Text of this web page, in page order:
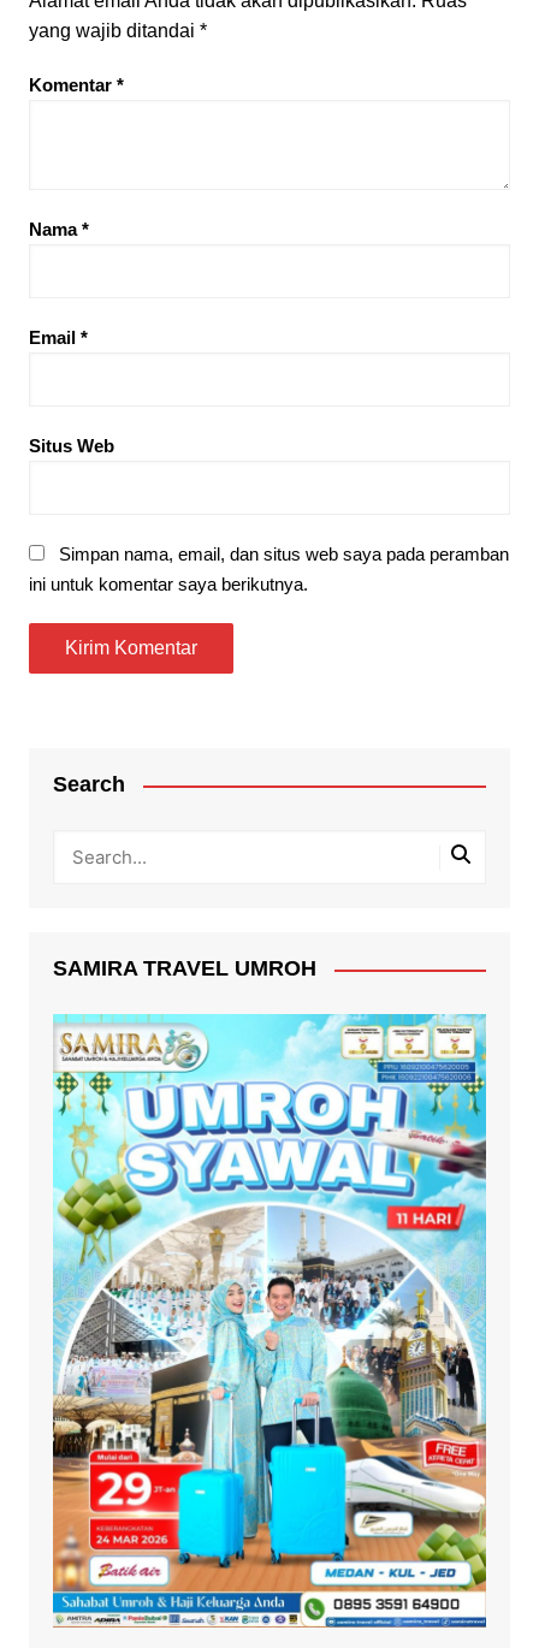
yang wajib ditandai *
Komentar *
Nama*
Email *
Situs Web
Simpan nama, email, dan situs web saya pada peramban
ini untuk komentar saya berikutnya.
Search
SAMIRA TRAVEL UMROH